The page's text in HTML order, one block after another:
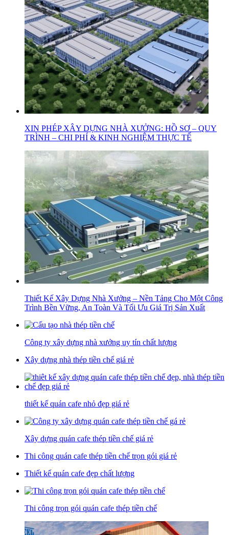
XIN PHÉP XÂY DỰNG NHÀ XƯỞNG: HỒ SƠ – QUY
TRÌNH – CHI PHÍ & KINH NGHIỆM THỰC TẾ
Thiết Kế Xây Dựng Nhà Xưởng – Nền Tảng Cho Một Công
Trình Bền Vững, An Toàn Và Tối Ưu Giá Trị Sản Xuất
Công ty xây dựng nhà xưởng uy tín chất lượng
Xây dựng nhà thép tiền chế giá rẻ
thiết kế quán cafe nhỏ đẹp giá rẻ
Xây dựng quán cafe thép tiền chế giá rẻ
Thi công quán cafe thép tiền chế trọn gói giá rẻ
Thiết kế quán cafe đẹp chất lượng
Thi công trọn gói quán cafe thép tiền chế